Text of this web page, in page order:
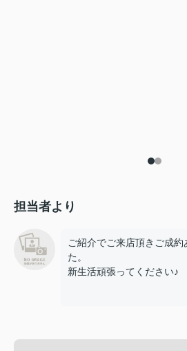
担当者より
ご紹介でご来店頂きご成
た。
新生活頑張ってください♪